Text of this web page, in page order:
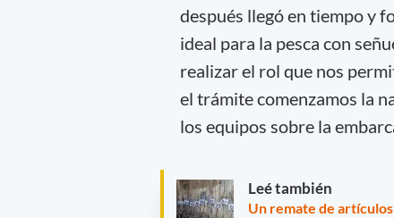
después llegó en tiempo y
ideal para la pesca con
realizar el rol que nos
el trámite comenzamos la
los equipos sobre la
Leé también
Un remate de